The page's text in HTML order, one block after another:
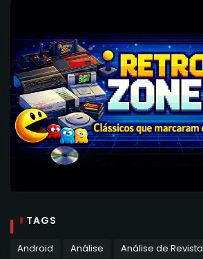
TAGS
Android Análise
Análise de Revista